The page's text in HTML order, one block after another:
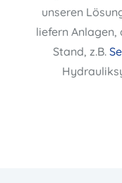
unseren
liefern Anlagen,
Stand, z.B.